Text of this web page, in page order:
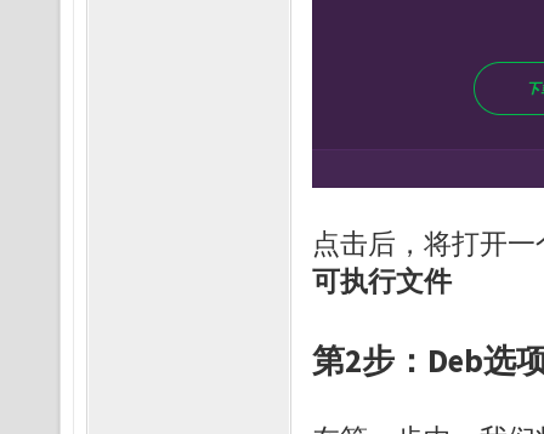
点击后，将打开
可执行文件
第2步：Deb选